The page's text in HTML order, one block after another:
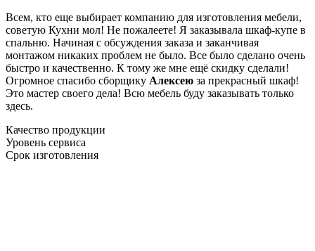
Всем, кто еще выбирает компанию для изготовления мебели,
советую Кухни мол! Не пожалеете! Я заказывала шкаф-купе в
спальню. Начиная с обсуждения заказа и заканчивая
монтажом никаких проблем не было. Все было сделано очень
быстро и качественно. К тому же мне ещё скидку сделали!
Огромное спасибо сборщику Алексею за прекрасный шкаф!
Это мастер своего дела! Всю мебель буду заказывать только
здесь.
Качество продукции
Уровень сервиса
Срок изготовления